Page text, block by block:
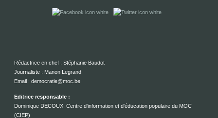
Rédactrice en chef : Stéphanie Baudot
Journaliste : Manon Legrand
Email : democratie@moc.be
Editrice responsable :
Dominique DECOUX, Centre d'information et d'éducation populaire du MOC
(CIEP)